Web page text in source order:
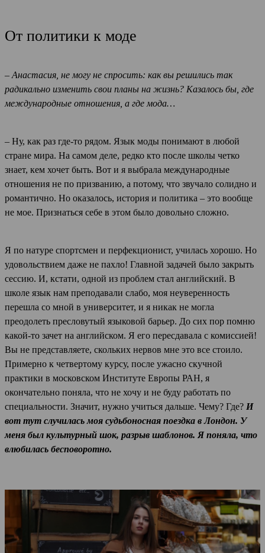
От политики к моде
– Анастасия, не могу не спросить: как вы решились так
радикально изменить свои планы на жизнь? Казалось бы, где
международные отношения, а где мода…
– Ну, как раз где-то рядом. Язык моды понимают в любой
стране мира. На самом деле, редко кто после школы четко
знает, кем хочет быть. Вот и я выбрала международные
отношения не по призванию, а потому, что звучало солидно и
романтично. Но оказалось, история и политика – это вообще
не мое. Признаться себе в этом было довольно сложно.
Я по натуре спортсмен и перфекционист, училась хорошо. Но
удовольствием даже не пахло! Главной задачей было закрыть
сессию. И, кстати, одной из проблем стал английский. В
школе язык нам преподавали слабо, моя неуверенность
перешла со мной в университет, и я никак не могла
преодолеть пресловутый языковой барьер. До сих пор помню
какой-то зачет на английском. Я его пересдавала с комиссией!
Вы не представляете, скольких нервов мне это все стоило.
Примерно к четвертому курсу, после ужасно скучной
практики в московском Институте Европы РАН, я
окончательно поняла, что не хочу и не буду работать по
специальности. Значит, нужно учиться дальше. Чему? Где? И
вот тут случилась моя судьбоносная поездка в Лондон. У
меня был культурный шок, разрыв шаблонов. Я поняла, что
влюбилась бесповоротно.